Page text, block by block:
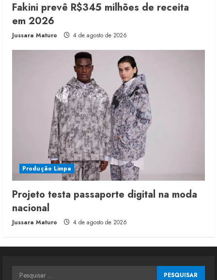
Fakini prevê R$345 milhões de receita
em 2026
Jussara Maturo 4 de agosto de 2026
Produção Limpa
Projeto testa passaporte digital na moda
nacional
Jussara Maturo 4 de agosto de 2026
Pesquisar